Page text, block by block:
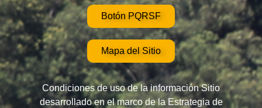
Botón PQRSF
Mapa del Sitio
Condiciones de uso de la información Sitio
desarrollado en el marco de la Estrategia de